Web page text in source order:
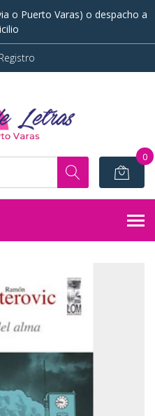
o Puerto Varas) o despacho a
0